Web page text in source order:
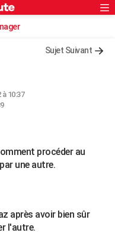
Sujet Suivant
10:37
procéder au
une autre.
après avoir bien sûr
l'autre.